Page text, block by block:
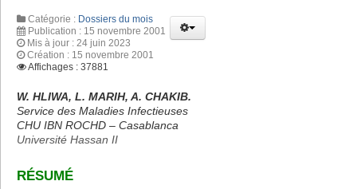
Catégorie : Dossiers du mois
Publication : 15 novembre 2001
Mis à jour : 24 juin 2023
Création : 15 novembre 2001
Affichages : 37881
W. HLIWA, L. MARIH, A. CHAKIB.
Service des Maladies Infectieuses
CHU IBN ROCHD – Casablanca
Université Hassan II
RÉSUMÉ